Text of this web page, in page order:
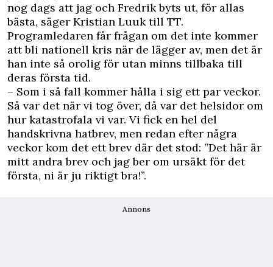
nog dags att jag och Fredrik byts ut, för allas
bästa, säger Kristian Luuk till TT.
Programledaren får frågan om det inte kommer
att bli nationell kris när de lägger av, men det är
han inte så orolig för utan minns tillbaka till
deras första tid.
– Som i så fall kommer hålla i sig ett par veckor.
Så var det när vi tog över, då var det helsidor om
hur katastrofala vi var. Vi fick en hel del
handskrivna hatbrev, men redan efter några
veckor kom det ett brev där det stod: ”Det här är
mitt andra brev och jag ber om ursäkt för det
första, ni är ju riktigt bra!”.
Annons